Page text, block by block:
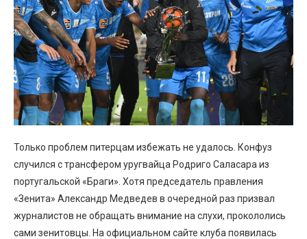
Только проблем питерцам избежать не удалось. Конфуз
случился с трансфером уругвайца Родриго Саласара из
португальской «Браги». Хотя председатель правления
«Зенита» Александр Медведев в очередной раз призвал
журналистов не обращать внимание на слухи, прокололись
сами зенитовцы. На официальном сайте клуба появилась